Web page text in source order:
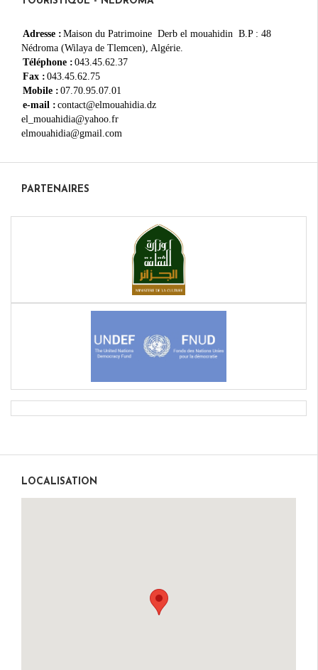
Adresse : Maison du Patrimoine Derb el mouahidin B.P : 48
Nédroma (Wilaya de Tlemcen), Algérie.
Téléphone : 043.45.62.37
Fax : 043.45.62.75
Mobile : 07.70.95.07.01
e-mail : contact@elmouahidia.dz
el_mouahidia@yahoo.fr
elmouahidia@gmail.com
PARTENAIRES
LOCALISATION